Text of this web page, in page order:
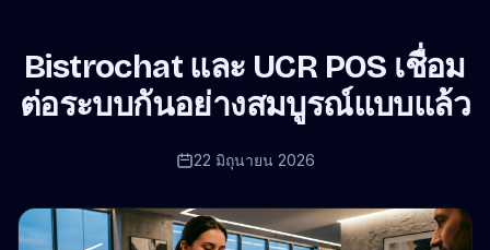
Bistrochat และ UCR POS เชื่อม
ต่อระบบกันอย่างสมบูรณ์แบบแล้ว
22 มิถุนายน 2026